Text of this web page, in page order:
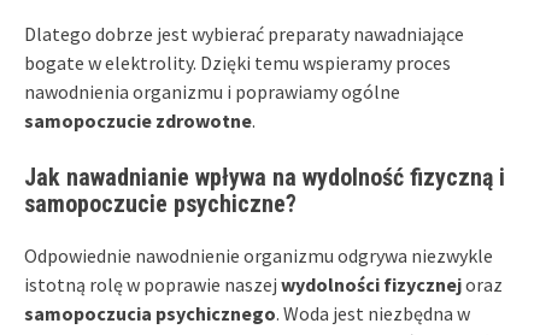
Dlatego dobrze jest wybierać preparaty nawadniające
bogate w elektrolity. Dzięki temu wspieramy proces
nawodnienia organizmu i poprawiamy ogólne
samopoczucie zdrowotne.
Jak nawadnianie wpływa na wydolność fizyczną i
samopoczucie psychiczne?
Odpowiednie nawodnienie organizmu odgrywa niezwykle
istotną rolę w poprawie naszej wydolności fizycznejoraz
samopoczucia psychicznego. Woda jest niezbędna w